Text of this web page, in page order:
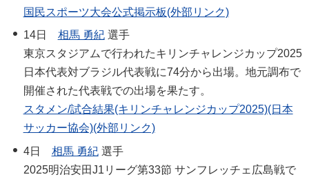
国民スポーツ大会公式掲示板(外部リンク)
14日 相馬 勇紀選手
東京スタジアムで行われたキリンチャレンジカップ2025
日本代表対ブラジル代表戦に74分から出場。地元調布で
開催された代表戦での出場を果たす。
スタメン/試合結果(キリンチャレンジカップ2025)(日本
サッカー協会)(外部リンク)
4日 相馬 勇紀選手
2025明治安田J1リーグ第33節 サンフレッチェ広島戦で